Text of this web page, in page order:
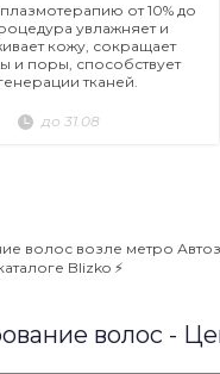
от 10% до
увлажняет и
кожу, сокращает
и поры, способствует
тканей.
до 31.08
волос возле метро
Blizko ⚡️
волос -